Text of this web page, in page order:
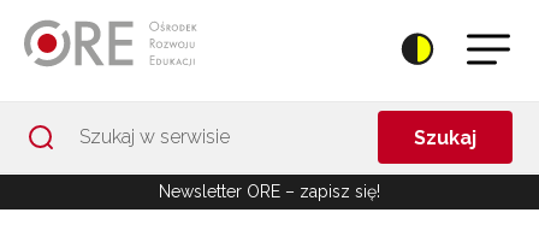
Szukaj
Newsletter ORE – zapisz się!